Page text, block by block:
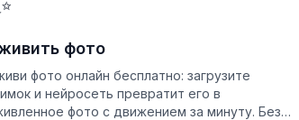
фото
фото онлайн бесплатно: загрузите
и нейросеть превратит его в
фото с движением за минуту. Без